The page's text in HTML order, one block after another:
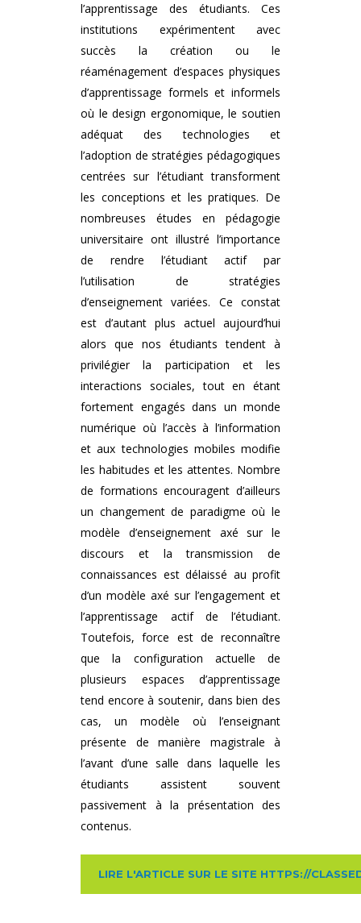
l’apprentissage des étudiants. Ces
institutions expérimentent avec
succès la création ou le
réaménagement d’espaces physiques
d’apprentissage formels et informels
où le design ergonomique, le soutien
adéquat des technologies et
l’adoption de stratégies pédagogiques
centrées sur l’étudiant transforment
les conceptions et les pratiques. De
nombreuses études en pédagogie
universitaire ont illustré l’importance
de rendre l’étudiant actif par
l’utilisation de stratégies
d’enseignement variées. Ce constat
est d’autant plus actuel aujourd’hui
alors que nos étudiants tendent à
privilégier la participation et les
interactions sociales, tout en étant
fortement engagés dans un monde
numérique où l’accès à l’information
et aux technologies mobiles modifie
les habitudes et les attentes. Nombre
de formations encouragent d’ailleurs
un changement de paradigme où le
modèle d’enseignement axé sur le
discours et la transmission de
connaissances est délaissé au profit
d’un modèle axé sur l’engagement et
l’apprentissage actif de l’étudiant.
Toutefois, force est de reconnaître
que la configuration actuelle de
plusieurs espaces d’apprentissage
tend encore à soutenir, dans bien des
cas, un modèle où l’enseignant
présente de manière magistrale à
l’avant d’une salle dans laquelle les
étudiants assistent souvent
passivement à la présentation des
contenus.
LIRE L'ARTICLE SUR LE SITE HTTPS://